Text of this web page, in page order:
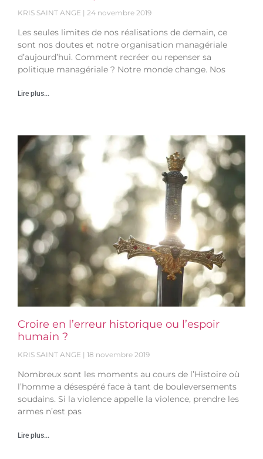
KRIS SAINT ANGE 24 novembre 2019
Les seules limites de nos réalisations de demain, ce
sont nos doutes et notre organisation managériale
d’aujourd’hui. Comment recréer ou repenser sa
politique managériale ? Notre monde change. Nos
Lire plus...
Croire en l’erreur historique ou l’espoir
humain ?
KRIS SAINT ANGE 18 novembre 2019
Nombreux sont les moments au cours de l’Histoire où
l’homme a désespéré face à tant de bouleversements
soudains. Si la violence appelle la violence, prendre les
armes n’est pas
Lire plus...